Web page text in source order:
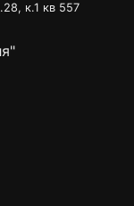
к.1 кв 557